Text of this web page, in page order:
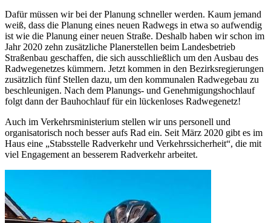
Dafür müssen wir bei der Planung schneller werden. Kaum jemand
weiß, dass die Planung eines neuen Radwegs in etwa so aufwendig
ist wie die Planung einer neuen Straße. Deshalb haben wir schon im
Jahr 2020 zehn zusätzliche Planerstellen beim Landesbetrieb
Straßenbau geschaffen, die sich ausschließlich um den Ausbau des
Radwegenetzes kümmern. Jetzt kommen in den Bezirksregierungen
zusätzlich fünf Stellen dazu, um den kommunalen Radwegebau zu
beschleunigen. Nach dem Planungs- und Genehmigungshochlauf
folgt dann der Bauhochlauf für ein lückenloses Radwegenetz!
Auch im Verkehrsministerium stellen wir uns personell und
organisatorisch noch besser aufs Rad ein. Seit März 2020 gibt es im
Haus eine „Stabsstelle Radverkehr und Verkehrssicherheit“, die mit
viel Engagement an besserem Radverkehr arbeitet.